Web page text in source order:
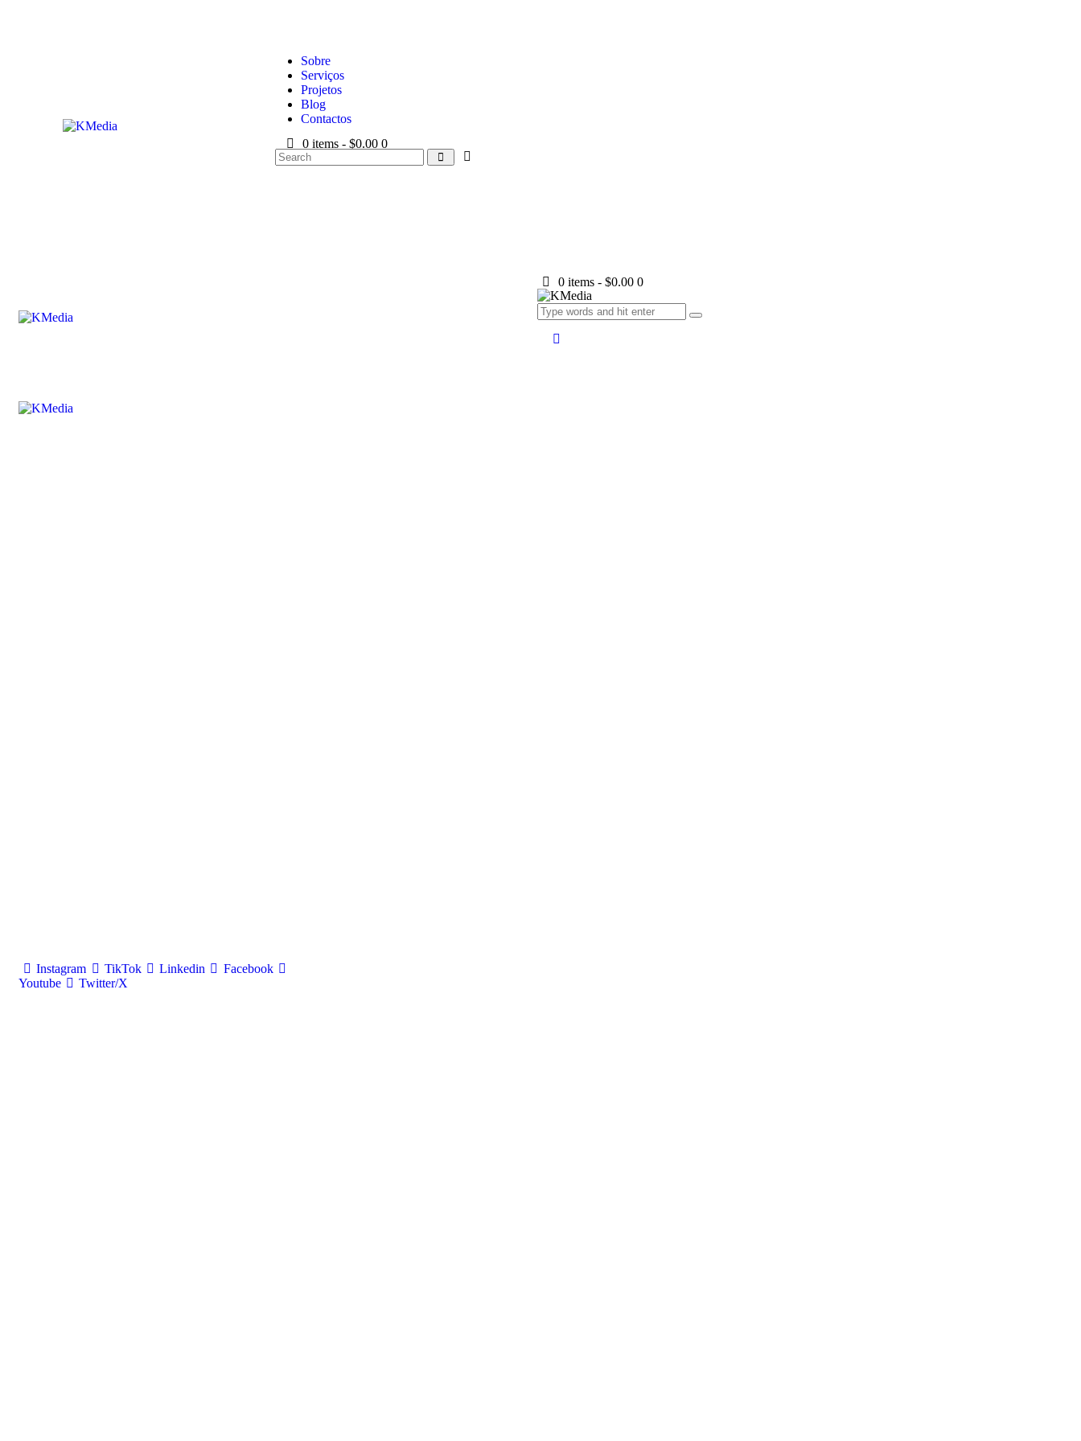
Sobre
Serviços
Projetos
Blog
Contactos
0 items - $0.00 0
0 items - $0.00 0
Instagram TikTok Linkedin
Facebook
Youtube
Twitter/X